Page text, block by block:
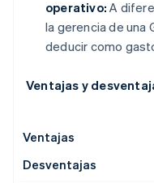
operativo: A
la gerencia de una
deducir como
Ventajas y
Ventajas
Desventajas